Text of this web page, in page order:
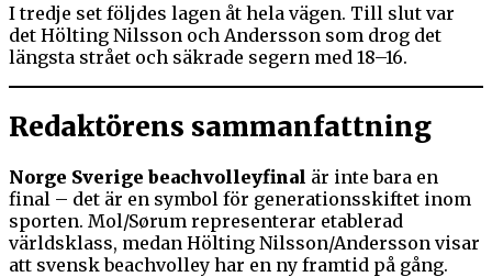
I tredje set följdes lagen åt hela vägen. Till slut var
det Hölting Nilsson och Andersson som drog det
längsta strået och säkrade segern med 18–16.
Redaktörens sammanfattning
Norge Sverige beachvolleyfinal är inte bara en
final – det är en symbol för generationsskiftet inom
sporten. Mol/Sørum representerar etablerad
världsklass, medan Hölting Nilsson/Andersson visar
att svensk beachvolley har en ny framtid på gång.